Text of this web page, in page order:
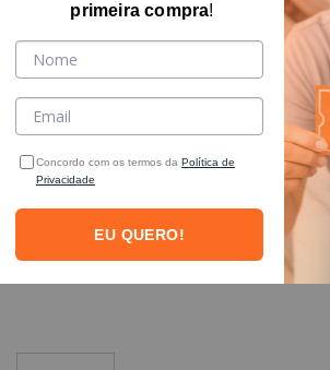
primeira compra!
Concordo com os termos da Política de
Privacidade
EU QUERO!